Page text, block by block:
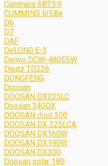
Cummins 6BT5.9
CUMMINS 6ISBe
D6
D7
DAF
DeLONG Е-3
Denyo DCW-480ESW
Deutz TD226
DONGFENG
Doosan
DOOSAN DX225LC
Doosan 340DX
DOOSAN disd 300
DOOSAN DX 225LCA
DOOSAN DX160W
DOOSAN DX190W
DOOSAN DX300
Doosan solar 180